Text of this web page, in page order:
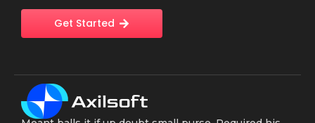
Get Started